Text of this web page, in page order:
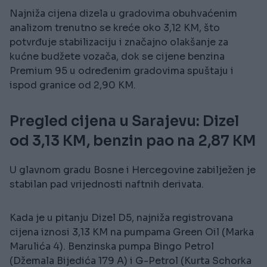
Najniža cijena dizela u gradovima obuhvaćenim
analizom trenutno se kreće oko 3,12 KM, što
potvrđuje stabilizaciju i značajno olakšanje za
kućne budžete vozača, dok se cijene benzina
Premium 95 u određenim gradovima spuštaju i
ispod granice od 2,90 KM.
Pregled cijena u Sarajevu: Dizel
od 3,13 KM, benzin pao na 2,87 KM
U glavnom gradu Bosne i Hercegovine zabilježen je
stabilan pad vrijednosti naftnih derivata.
Kada je u pitanju Dizel D5, najniža registrovana
cijena iznosi 3,13 KM na pumpama Green Oil (Marka
Marulića 4). Benzinska pumpa Bingo Petrol
(Džemala Bijedića 179 A) i G-Petrol (Kurta Schorka